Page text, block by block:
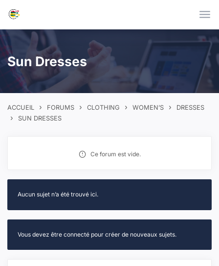
Sun Dresses
ACCUEIL › FORUMS › CLOTHING › WOMEN’S › DRESSES
› SUN DRESSES
Ce forum est vide.
Aucun sujet n’a été trouvé ici.
Vous devez être connecté pour créer de nouveaux sujets.